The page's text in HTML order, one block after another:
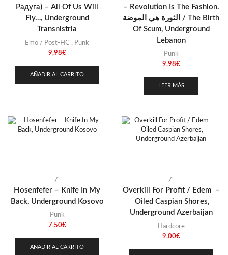
Suriname (1)
Tayikistán (1)
Transnistria (1)
Uzbekistan
Радуга) – All Of Us Will
Fly…, Underground
Transnistria
Emo / Post-HC , Punk
9,98€
AÑADIR AL CARRITO
– Revolution Is The Fashion.
الثورة هي الموضة / The Birth
Of Scum, Underground
Lebanon
Punk
9,98€
LEER MÁS
7"
Hosenfefer – Knife In My
Back, Underground Kosovo
Punk
7,50€
AÑADIR AL CARRITO
7"
Overkill For Profit / Edem –
Oiled Caspian Shores,
Underground Azerbaijan
Hardcore
9,00€